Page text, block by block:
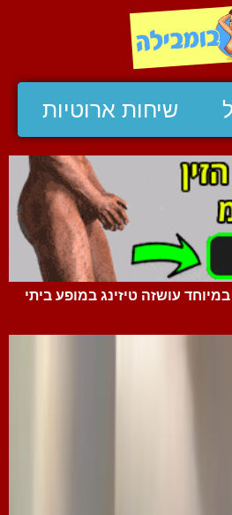
שיחות ארוטיות
עושזה טיזינג במופע ביתי